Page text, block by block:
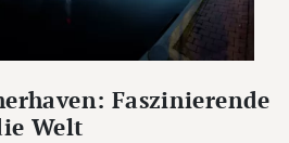
Faszinierende
Welt